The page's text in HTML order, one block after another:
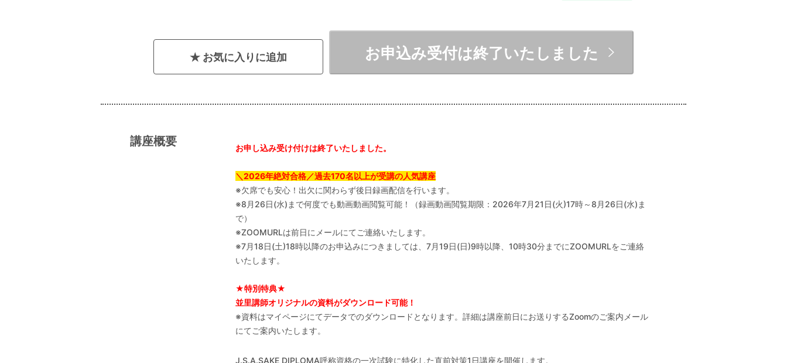
お気に入りに追加 お申込み受付は終了いたしました
講座概要 お申し込み受け付けは終了いたしました。
＼2026年絶対合格／過去170名以上が受講の人気講座
※欠席でも安心！出欠に関わらず後日録画配信を行います。
※8月26日(水)まで何度でも動画動画閲覧可能！（録画動画閲覧期限：2026年7月21日(火)17時～8月26日(水)ま
で）
※ZOOMURLは前日にメールにてご連絡いたします。
※7月18日(土)18時以降のお申込みにつきましては、7月19日(日)9時以降、10時30分までにZOOMURLをご連絡
いたします。
★特別特典★
並里講師オリジナルの資料がダウンロード可能！
※資料はマイページにてデータでのダウンロードとなります。詳細は講座前日にお送りするZoomのご案内メール
にてご案内いたします。
J.S.A.SAKE DIPLOMA呼称資格の一次試験に特化した直前対策1日講座を開催します。